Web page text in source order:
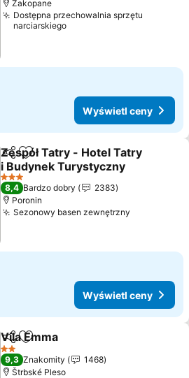
Zakopane
Dostępna przechowalnia sprzętu
narciarskiego
Wyświetl ceny
Udostępnij
Dodaj do ulubionych
Zespół Tatry - Hotel Tatry
i Budynek Turystyczny
Wyświetl ceny
3 Kategoria
8,4 Bardzo dobry
2383
Poronin
Sezonowy basen zewnętrzny
Wyświetl ceny
Udostępnij
Dodaj do ulubionych
Vila Emma
2 Kategoria
9,3 Znakomity
1468
Štrbské Pleso